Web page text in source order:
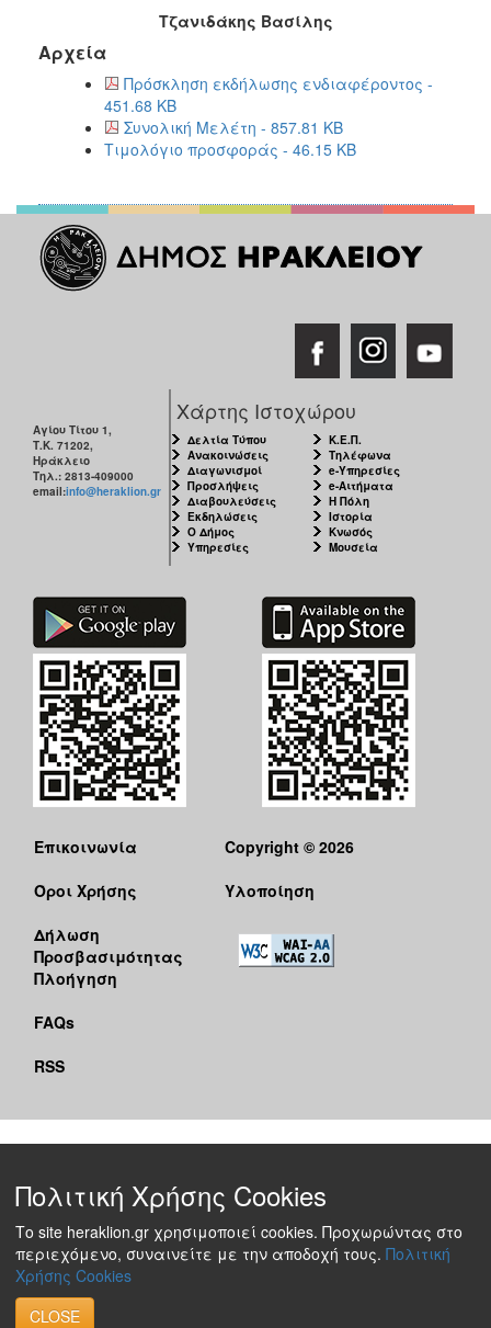
Τζανιδάκης Βασίλης
Αρχεία
Πρόσκληση εκδήλωσης ενδιαφέροντος -
451.68 KB
Συνολική Μελέτη - 857.81 KB
Τιμολόγιο προσφοράς - 46.15 KB
Αγίου Τίτου 1,
Τ.Κ. 71202,
Ηράκλειο
Τηλ.: 2813-409000
email:info@heraklion.gr
Χάρτης Ιστοχώρου
Δελτία Τύπου
Ανακοινώσεις
Διαγωνισμοί
Προσλήψεις
Διαβουλεύσεις
Εκδηλώσεις
Ο Δήμος
Υπηρεσίες
Κ.Ε.Π.
Τηλέφωνα
e-Υπηρεσίες
e-Αιτήματα
Η Πόλη
Ιστορία
Κνωσός
Μουσεία
Επικοινωνία
Όροι Χρήσης
Δήλωση
Προσβασιμότητας
Πλοήγηση
FAQs
RSS
Copyright © 2026
Υλοποίηση
Πολιτική Χρήσης Cookies
Το site heraklion.gr χρησιμοποιεί cookies. Προχωρώντας στο
περιεχόμενο, συναινείτε με την αποδοχή τους. Πολιτική
Χρήσης Cookies
CLOSE